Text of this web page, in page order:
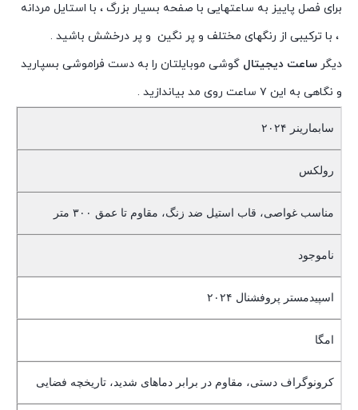
برای فصل پاییز به ساعتهایی با صفحه بسیار بزرگ ، با استایل مردانه
، با ترکیبی از رنگهای مختلف و پر نگین و پر درخشش باشید .
دیگر ساعت دیجیتال گوشی موبایلتان را به دست فراموشی بسپارید
و نگاهی به این ۷ ساعت روی مد بیاندازید .
سابمارینر ۲۰۲۴
رولکس
مناسب غواصی، قاب استیل ضد زنگ، مقاوم تا عمق ۳۰۰ متر
ناموجود
اسپیدمستر پروفشنال ۲۰۲۴
امگا
کرونوگراف دستی، مقاوم در برابر دماهای شدید، تاریخچه فضایی